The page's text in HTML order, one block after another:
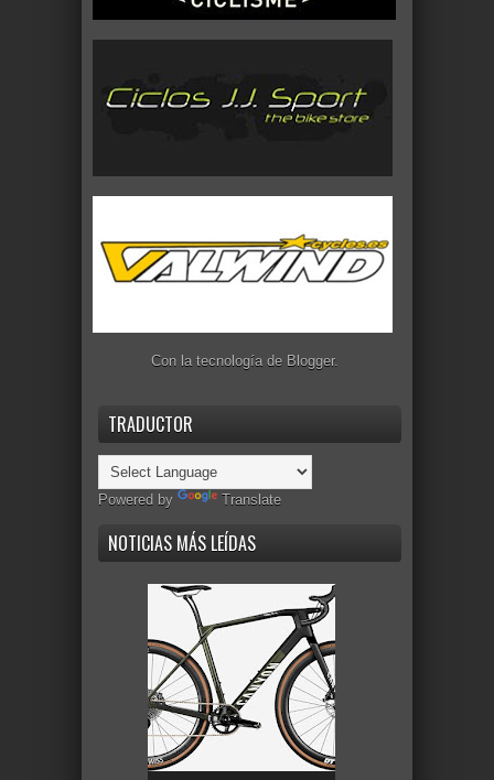
Con la tecnología de Blogger.
TRADUCTOR
Powered by Translate
NOTICIAS MÁS LEÍDAS